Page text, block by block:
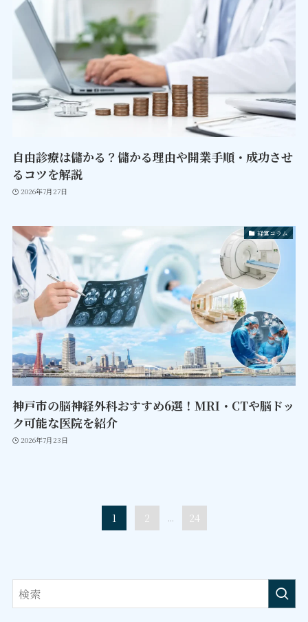
自由診療は儲かる？儲かる理由や開業手順・成功させ
るコツを解説
2026年7月27日
経営コラム
神戸市の脳神経外科おすすめ6選！MRI・CTや脳ドッ
ク可能な医院を紹介
2026年7月23日
1 2 ... 24